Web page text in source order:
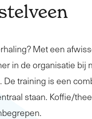
Met een
in de organisatie bij
. De training is een
staan. Koffie/